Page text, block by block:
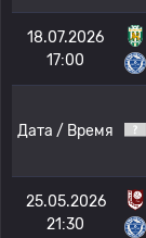
18.07.2026
17:00
Дата / Время
25.05.2026
21:30